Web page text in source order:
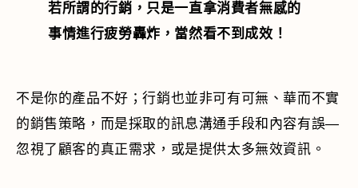
若所謂的行銷，只是一直拿消費者無感的
事情進行疲勞轟炸，當然看不到成效！
不是你的產品不好；行銷也並非可有可無、華而不實
的銷售策略，而是採取的訊息溝通手段和內容有誤—
忽視了顧客的真正需求，或是提供太多無效資訊。